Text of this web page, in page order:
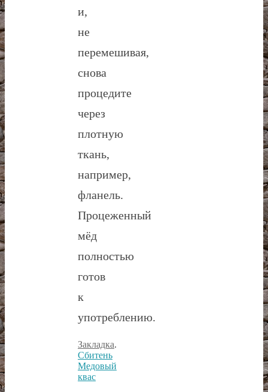
и,
не
перемешивая,
снова
процедите
через
плотную
ткань,
например,
фланель.
Процеженный
мёд
полностью
готов
к
употреблению.
Закладка.
Сбитень
Медовый
квас